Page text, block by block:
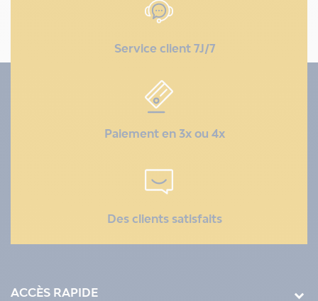
Service client 7J/7
Paiement en 3x ou 4x
Des clients satisfaits
ACCÈS RAPIDE